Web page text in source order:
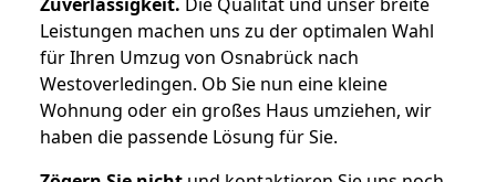
Leistungen machen uns zu der optimalen Wahl
für Ihren Umzug von Osnabrück nach
Westoverledingen. Ob Sie nun eine kleine
Wohnung oder ein großes Haus umziehen, wir
haben die passende Lösung für Sie.